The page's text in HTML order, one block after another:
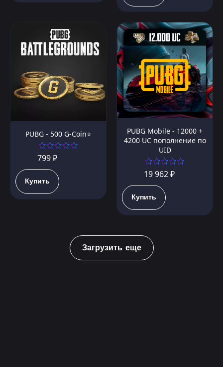
PUBG - 500 G-Coin⭐️
799 ₽
Купить
PUBG Mobile - 12000 +
4200 UC пополнение по
UID
19 962 ₽
Купить
Загрузить еще